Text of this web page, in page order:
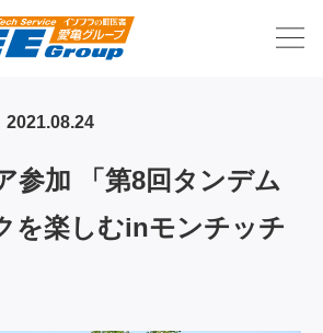
2021.08.24
参加 「第8回タンデム
を楽しむinモンチッチ